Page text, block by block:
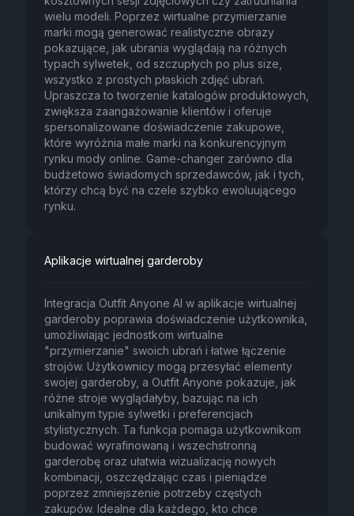
wielu modeli. Poprzez wirtualne przymierzanie
marki mogą generować realistyczne obrazy
pokazujące, jak ubrania wyglądają na różnych
typach sylwetek, od szczupłych po plus size,
wszystko z prostych płaskich zdjęć ubrań.
Upraszcza to tworzenie katalogów produktowych,
zwiększa zaangażowanie klientów i oferuje
spersonalizowane doświadczenie zakupowe,
które wyróżnia małe marki na konkurencyjnym
rynku mody online. Game-changer zarówno dla
budżetowo świadomych sprzedawców, jak i tych,
którzy chcą być na czele szybko ewoluującego
rynku.
Aplikacje wirtualnej garderoby
Integracja Outfit Anyone AI w aplikacje wirtualnej
garderoby poprawia doświadczenie użytkownika,
umożliwiając jednostkom wirtualne
"przymierzanie" swoich ubrań i łatwe łączenie
strojów. Użytkownicy mogą przesyłać elementy
swojej garderoby, a Outfit Anyone pokazuje, jak
różne stroje wyglądałyby, bazując na ich
unikalnym typie sylwetki i preferencjach
stylistycznych. Ta funkcja pomaga użytkownikom
budować wyrafinowaną i wszechstronną
garderobę oraz ułatwia wizualizację nowych
kombinacji, oszczędzając czas i pieniądze
poprzez zmniejszenie potrzeby częstych
zakupów. Idealne dla każdego, kto chce